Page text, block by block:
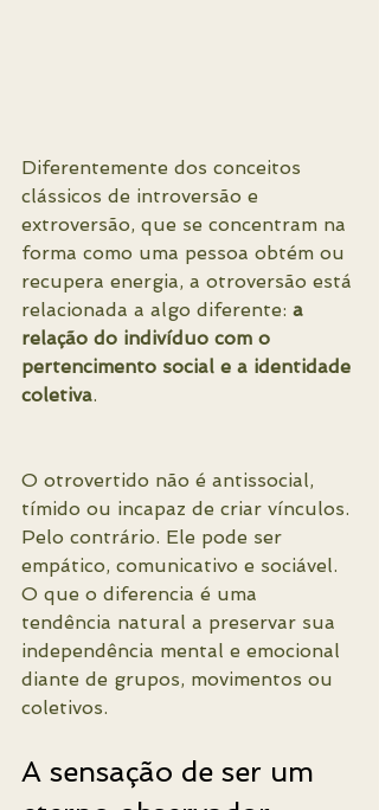
Diferentemente dos conceitos
clássicos de introversão e
extroversão, que se concentram na
forma como uma pessoa obtém ou
recupera energia, a otroversão está
relacionada a algo diferente: a
relação do indivíduo com o
pertencimento social e a identidade
coletiva.
O otrovertido não é antissocial,
tímido ou incapaz de criar vínculos.
Pelo contrário. Ele pode ser
empático, comunicativo e sociável.
O que o diferencia é uma
tendência natural a preservar sua
independência mental e emocional
diante de grupos, movimentos ou
coletivos.
A sensação de ser um